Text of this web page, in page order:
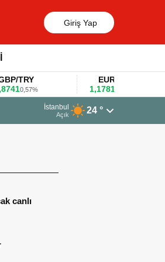
Giriş Yap
EUR/USD
1,17810,47%
13 Mart 2026 - 06:55
Huawei KOBİ’ler için yapay zekâ
İstanbul
Açık 24 °
canlı